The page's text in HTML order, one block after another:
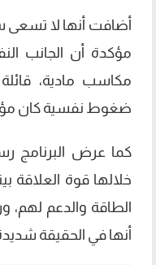
أضافت أنها لا تسعى
مؤكدة أن الجانب
مكاسب مادية،
ضغوط نفسية كان
كما عرض البرنامج
خلالها قوة العلاقة
الطاقة والدعم لهم،
أنها في الحقيقة